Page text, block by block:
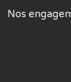
Nos